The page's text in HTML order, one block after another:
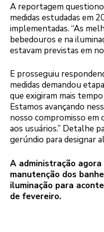
A reportagem
medidas estudadas em
implementadas. “As
bebedouros e na
estavam previstas em
E prosseguiu
medidas demandou
que exigiram mais
Estamos avançando
nosso compromisso em
aos usuários.” Detalhe
gerúndio para designar
A administração
manutenção dos
iluminação para
de fevereiro.